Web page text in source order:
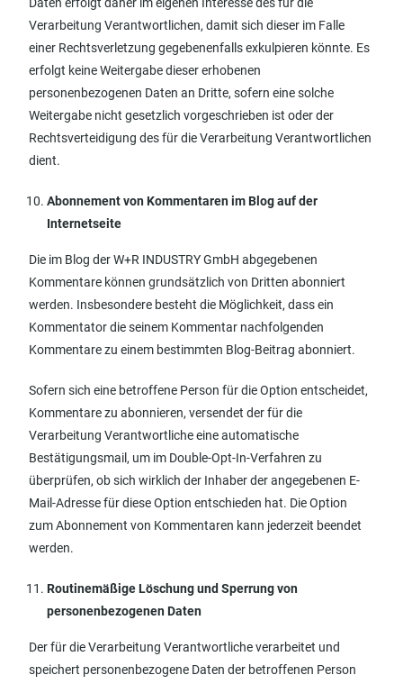
Verarbeitung Verantwortlichen, damit sich dieser im Falle
einer Rechtsverletzung gegebenenfalls exkulpieren könnte. Es
erfolgt keine Weitergabe dieser erhobenen
personenbezogenen Daten an Dritte, sofern eine solche
Weitergabe nicht gesetzlich vorgeschrieben ist oder der
Rechtsverteidigung des für die Verarbeitung Verantwortlichen
dient.
Abonnement von Kommentaren im Blog auf der
Internetseite
Die im Blog der W+R INDUSTRY GmbH abgegebenen
Kommentare können grundsätzlich von Dritten abonniert
werden. Insbesondere besteht die Möglichkeit, dass ein
Kommentator die seinem Kommentar nachfolgenden
Kommentare zu einem bestimmten Blog-Beitrag abonniert.
Sofern sich eine betroffene Person für die Option entscheidet,
Kommentare zu abonnieren, versendet der für die
Verarbeitung Verantwortliche eine automatische
Bestätigungsmail, um im Double-Opt-In-Verfahren zu
überprüfen, ob sich wirklich der Inhaber der angegebenen E-
Mail-Adresse für diese Option entschieden hat. Die Option
zum Abonnement von Kommentaren kann jederzeit beendet
werden.
Routinemäßige Löschung und Sperrung von
personenbezogenen Daten
Der für die Verarbeitung Verantwortliche verarbeitet und
speichert personenbezogene Daten der betroffenen Person